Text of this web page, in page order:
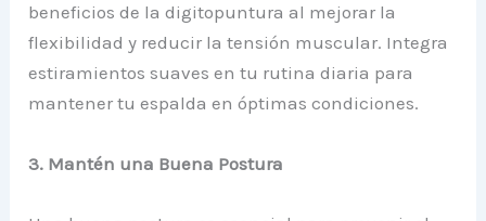
beneficios de la digitopuntura al mejorar la
flexibilidad y reducir la tensión muscular. Integra
estiramientos suaves en tu rutina diaria para
mantener tu espalda en óptimas condiciones.
3. Mantén una Buena Postura